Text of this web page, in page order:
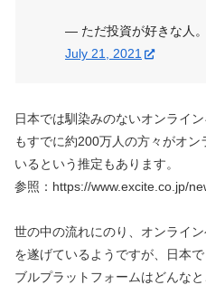
— ただ投資が好きな人
July 21, 2021
日本では馴染みのないオンライ
もすでに約200万人の方々がオ
いるという推定もあります。
参照：https://www.excite.co.jp/
世の中の流れにのり、オンライ
を遂げているようですが、日本
ブルプラットフォームはどんなと